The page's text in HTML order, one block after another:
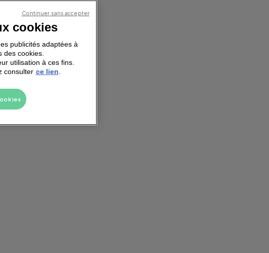
cookies
publicités adaptées à
des cookies.
utilisation à ces fins.
consulter ce lien
Continuer sans accepter